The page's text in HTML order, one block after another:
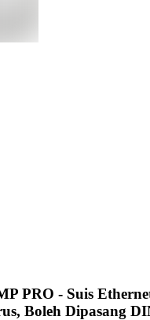
PRO - Suis
Boleh Dipasang